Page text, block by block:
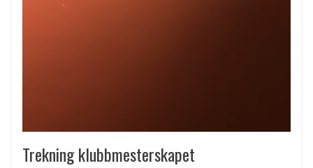
Trekning klubbmesterskapet